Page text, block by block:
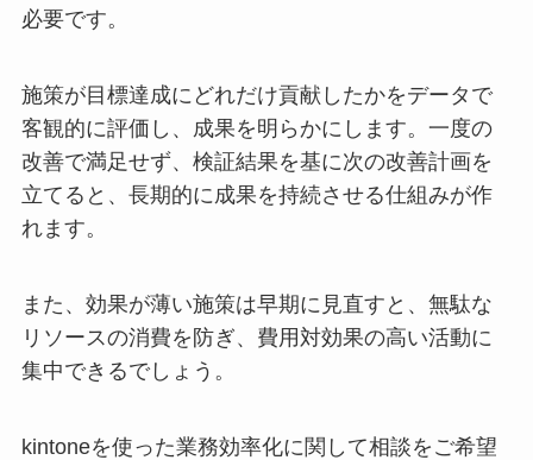
必要です。
施策が目標達成にどれだけ貢献したかをデータで
客観的に評価し、成果を明らかにします。一度の
改善で満足せず、検証結果を基に次の改善計画を
立てると、長期的に成果を持続させる仕組みが作
れます。
また、効果が薄い施策は早期に見直すと、無駄な
リソースの消費を防ぎ、費用対効果の高い活動に
集中できるでしょう。
kintoneを使った業務効率化に関して相談をご希望